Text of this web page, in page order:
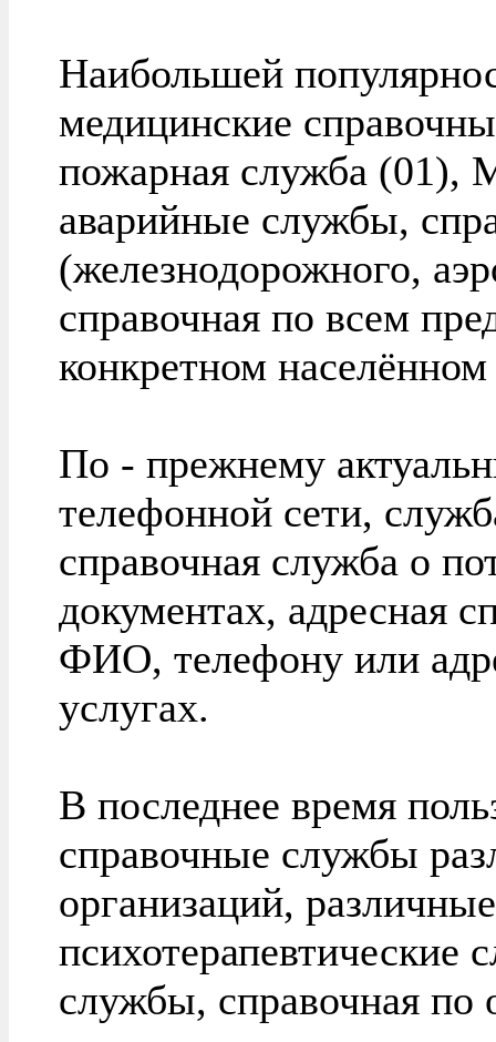
Наибольшей
медицинские
пожарная служба
аварийные службы,
(железнодорожного,
справочная по всем
конкретном
По - прежнему
телефонной сети,
справочная служба о
документах, адресная
ФИО, телефону или
услугах.
В последнее время
справочные службы
организаций,
психотерапевтические
службы, справочная по